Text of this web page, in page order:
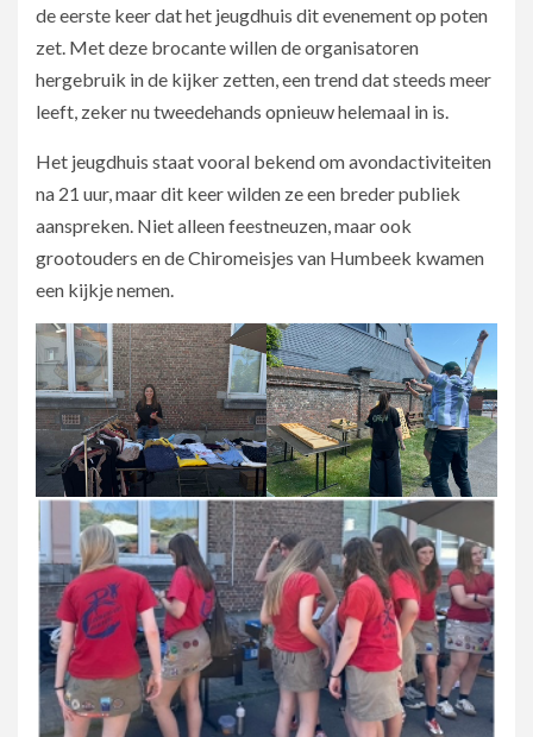
de eerste keer dat het jeugdhuis dit evenement op poten
zet. Met deze brocante willen de organisatoren
hergebruik in de kijker zetten, een trend dat steeds meer
leeft, zeker nu tweedehands opnieuw helemaal in is.
Het jeugdhuis staat vooral bekend om avondactiviteiten
na 21 uur, maar dit keer wilden ze een breder publiek
aanspreken. Niet alleen feestneuzen, maar ook
grootouders en de Chiromeisjes van Humbeek kwamen
een kijkje nemen.